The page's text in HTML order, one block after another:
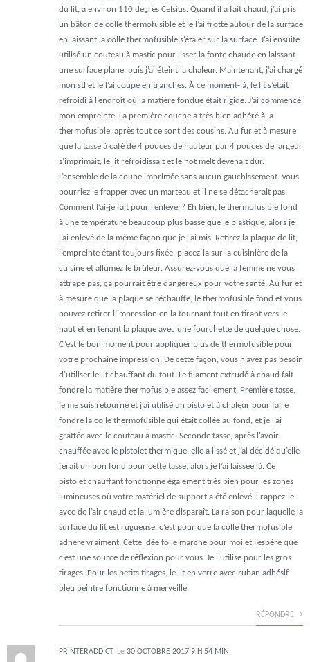
du lit, à environ 110 degrés Celsius. Quand il a fait chaud, j’ai pris
un bâton de colle thermofusible et je l’ai frotté autour de la surface
en laissant la colle thermofusible s’étaler sur la surface. J’ai ensuite
utilisé un couteau à mastic pour lisser la fonte chaude en laissant
une surface plane, puis j’ai éteint la chaleur. Maintenant, j’ai chargé
mon stl et je l’ai coupé en tranches. À ce moment-là, le lit s’était
refroidi à l’endroit où la matière fondue était rigide. J’ai commencé
mon empreinte. La première couche a très bien adhéré à la
thermofusible, après tout ce sont des cousins. Au fur et à mesure
que la tasse à café de 4 pouces de hauteur par 4 pouces de largeur
s’imprimait, le lit refroidissait et le hot melt devenait dur.
L’ensemble de la coupe imprimée sans aucun gauchissement. Vous
pourriez le frapper avec un marteau et il ne se détacherait pas.
Comment l’ai-je fait pour l’enlever? Eh bien, le thermofusible fond
à une température beaucoup plus basse que le plastique, alors je
l’ai enlevé de la même façon que je l’ai mis. Retirez la plaque de lit,
l’empreinte étant toujours fixée, placez-la sur la cuisinière de la
cuisine et allumez le brûleur. Assurez-vous que la femme ne vous
attrape pas, ça pourrait être dangereux pour votre santé. Au fur et
à mesure que la plaque se réchauffe, le thermofusible fond et vous
pouvez retirer l’impression en la tournant tout en tirant vers le
haut et en tenant la plaque avec une fourchette de quelque chose.
C’est le bon moment pour appliquer plus de thermofusible pour
votre prochaine impression. De cette façon, vous n’avez pas besoin
d’utiliser le lit chauffant du tout. Le filament extrudé à chaud fait
fondre la matière thermofusible assez facilement. Première tasse,
je me suis retourné et j’ai utilisé un pistolet à chaleur pour faire
fondre la colle thermofusible qui était collée au fond, et je l’ai
grattée avec le couteau à mastic. Seconde tasse, après l’avoir
chauffée avec le pistolet thermique, elle a lissé et j’ai décidé qu’elle
ferait un bon fond pour cette tasse, alors je l’ai laissée là. Ce
pistolet chauffant fonctionne également très bien pour les zones
lumineuses où votre matériel de support a été enlevé. Frappez-le
avec de l’air chaud et la lumière disparaît. La raison pour laquelle la
surface du lit est rugueuse, c’est pour que la colle thermofusible
adhère vraiment. Cette idée folle marche pour moi et j’espère que
c’est une source de réflexion pour vous. Je l’utilise pour les gros
tirages. Pour les petits tirages, le lit en verre avec ruban adhésif
bleu peintre fonctionne à merveille.
RÉPONDRE
PRINTERADDICT Le 30 OCTOBRE 2017 9 H 54 MIN